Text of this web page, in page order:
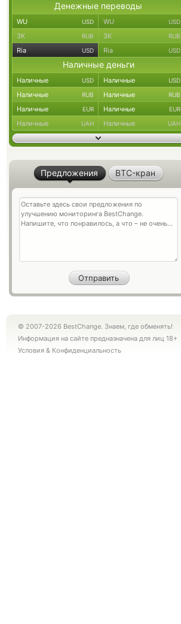
Денежные переводы
WU USD WU USD
ЗК RUB ЗК RUB
Ria USD Ria USD
Наличные деньги
Наличные USD Наличные USD
Наличные RUB Наличные RUB
Наличные EUR Наличные EUR
Наличные UAH Наличные UAH
Предложения BTC-кран
© 2007-2026 BestChange. Знаем, где обменять!
Информация на сайте предназначена для лиц 18+
Условия & Конфиденциальность